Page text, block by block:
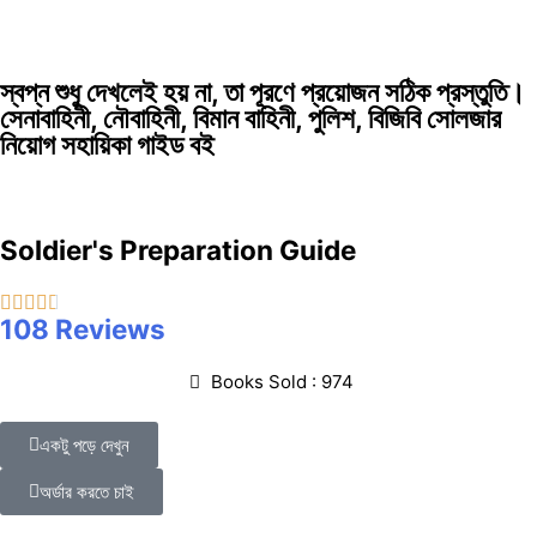
স্বপ্ন শুধু দেখলেই হয় না, তা পূরণে প্রয়োজন সঠিক প্রস্তুতি।
সেনাবাহিনী, নৌবাহিনী, বিমান বাহিনী, পুলিশ, বিজিবি সোলজার
নিয়োগ সহায়িকা গাইড বই
Soldier's Preparation Guide
108 Reviews
Books Sold : 974
একটু পড়ে দেখুন
অর্ডার করতে চাই